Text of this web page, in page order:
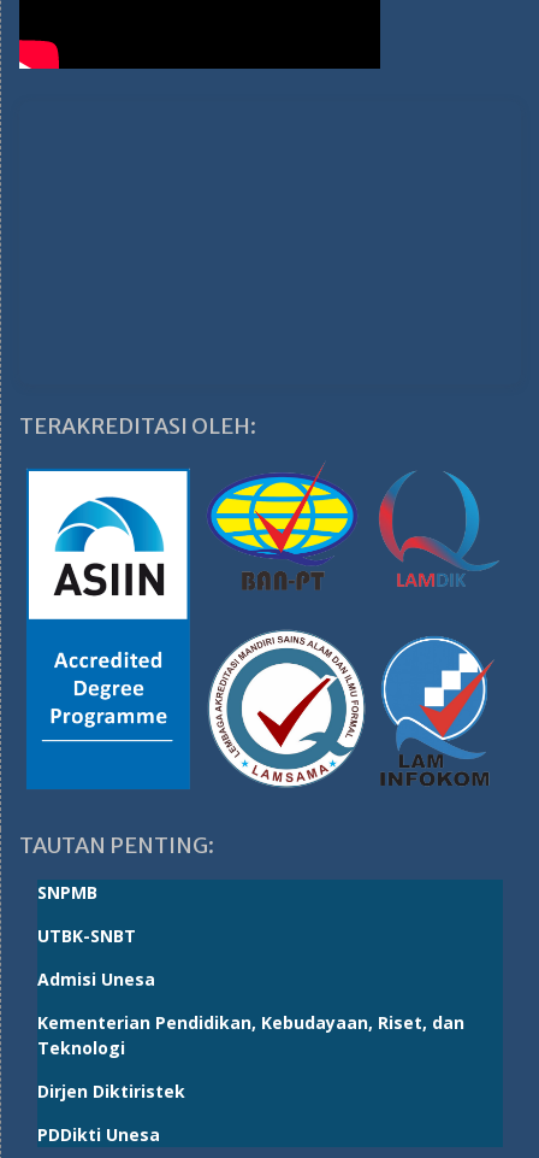
TERAKREDITASI OLEH:
TAUTAN PENTING:
SNPMB
UTBK-SNBT
Admisi Unesa
Kementerian Pendidikan, Kebudayaan, Riset, dan
Teknologi
Dirjen Diktiristek
PDDikti Unesa